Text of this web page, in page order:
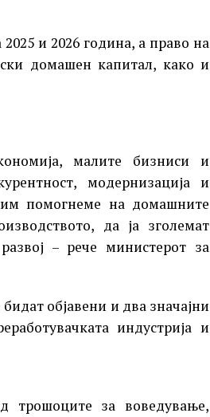
и 2026 година, а право на
домашен капитал, како и
малите бизниси и
модернизација и
помогнеме на домашните
да ја зголемат
– рече министерот за
објавени и два значајни
индустрија и
трошоците за воведување,